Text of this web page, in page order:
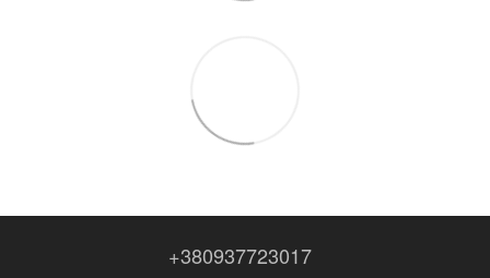
+380937723017